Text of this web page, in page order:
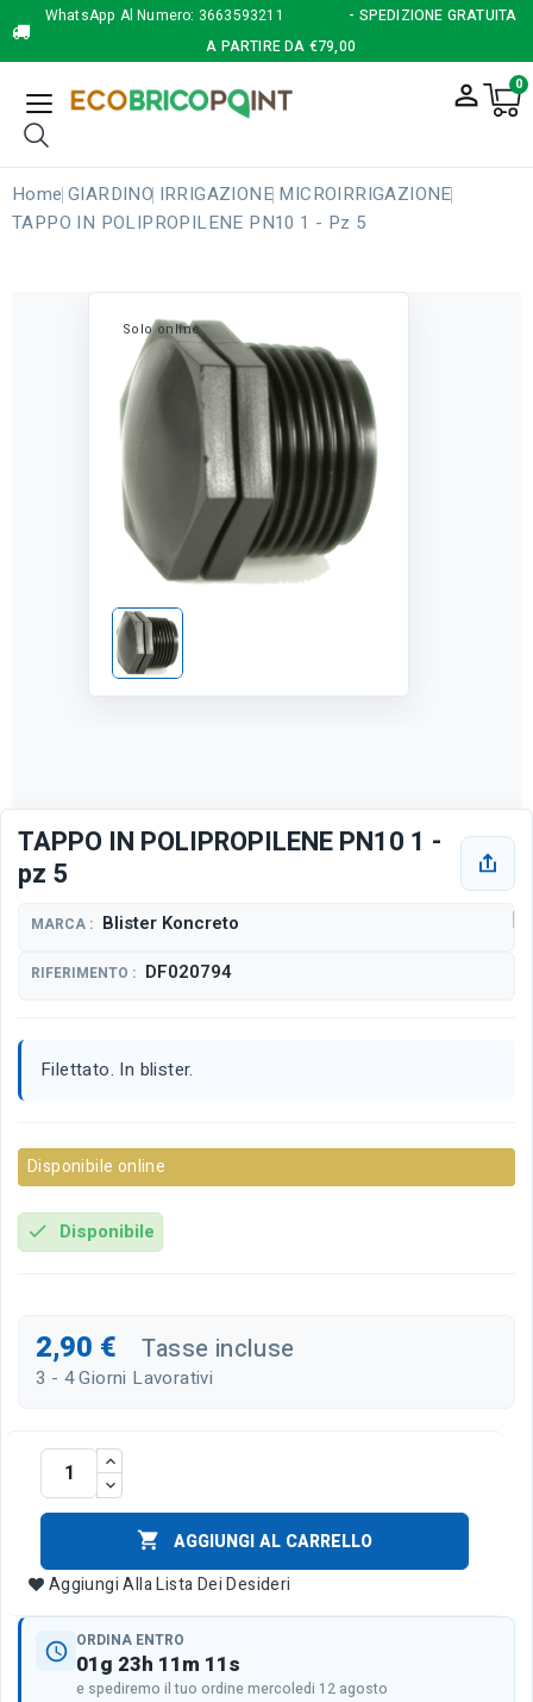
WhatsApp Al Numero: 3663593211
- SPEDIZIONE GRATUITA
A PARTIRE DA €79,00
person_outline 0
Home GIARDINO IRRIGAZIONE MICROIRRIGAZIONE
TAPPO IN POLIPROPILENE PN10 1 - Pz 5
Solo online
TAPPO IN POLIPROPILENE PN10 1 -
pz 5
MARCA : Blister Koncreto
RIFERIMENTO : DF020794
Filettato. In blister.
Disponibile online
check Disponibile
2,90 € Tasse incluse
3 - 4 Giorni Lavorativi

AGGIUNGI AL CARRELLO
Aggiungi Alla Lista Dei Desideri
schedule ORDINA ENTRO
01g 23h 11m 11s
e spediremo il tuo ordine mercoledi 12 agosto